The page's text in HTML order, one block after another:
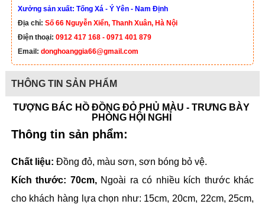
Xưởng sản xuất: Tống Xá - Ý Yên - Nam Định
Địa chỉ:Số 66 Nguyễn Xiển, Thanh Xuân, Hà Nội
Điện thoại:0912 417 168 - 0971 401 879
Email:donghoanggia66@gmail.com
THÔNG TIN SẢN PHẨM
TƯỢNG BÁC HỒ ĐỒNG ĐỎ PHỦ MÀU - TRƯNG BÀY
PHÒNG HỘI NGHỈ
Thông tin sản phẩm:
Chất liệu: Đồng đỏ, màu sơn, sơn bóng bỏ vệ.
Kích thước: 70cm, Ngoài ra có nhiều kích thước khác
cho khách hàng lựa chọn như: 15cm, 20cm, 22cm, 25cm,